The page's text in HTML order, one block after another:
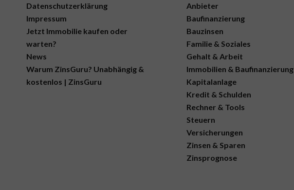
Datenschutzerklärung
Impressum
Jetzt Immobilie kaufen oder
warten?
News
Warum ZinsGuru? Unabhängig &
kostenlos | ZinsGuru
Anbieter
Baufinanzierung
Bauzinsen
Familie & Soziales
Gehalt & Arbeit
Immobilien & Baufinanzierung
Kapitalanlage
Kredit & Schulden
Rechner & Tools
Steuern
Versicherungen
Zinsen & Sparen
Zinsprognose